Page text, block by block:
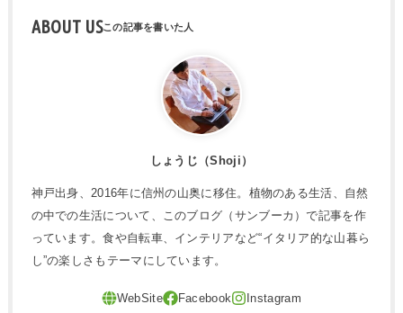
ABOUT US
しょうじ（Shoji）
神戸出身、2016年に信州の山奥に移住。植物のある生活、自然
の中での生活について、このブログ（サンブーカ）で記事を作
っています。食や自転車、インテリアなど“イタリア的な山暮ら
し”の楽しさもテーマにしています。